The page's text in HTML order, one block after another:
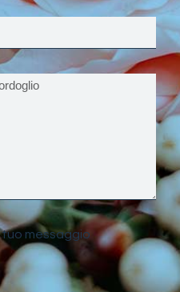
tuo messaggio